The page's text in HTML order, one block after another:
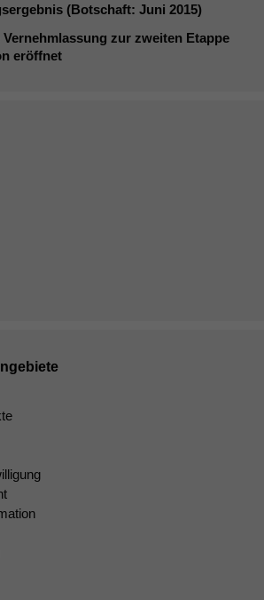
(Botschaft: Juni 2015)
Vernehmlassung zur zweiten Etappe
eröffnet